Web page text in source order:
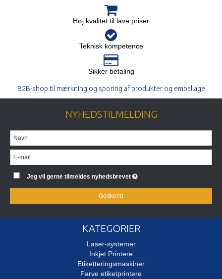
Høj kvalitet til lave priser
Teknisk kompetence
Sikker betaling
B2B-shop til mærkning og sporing af produkter og emballage
NYHEDSTILMELDING
Jeg vil gerne tilmeldes nyhedsbrevet
Godkend
KATEGORIER
Laser-systemer
Inkjet Printere
Etiketteringsmaskiner
Farve etiketprintere